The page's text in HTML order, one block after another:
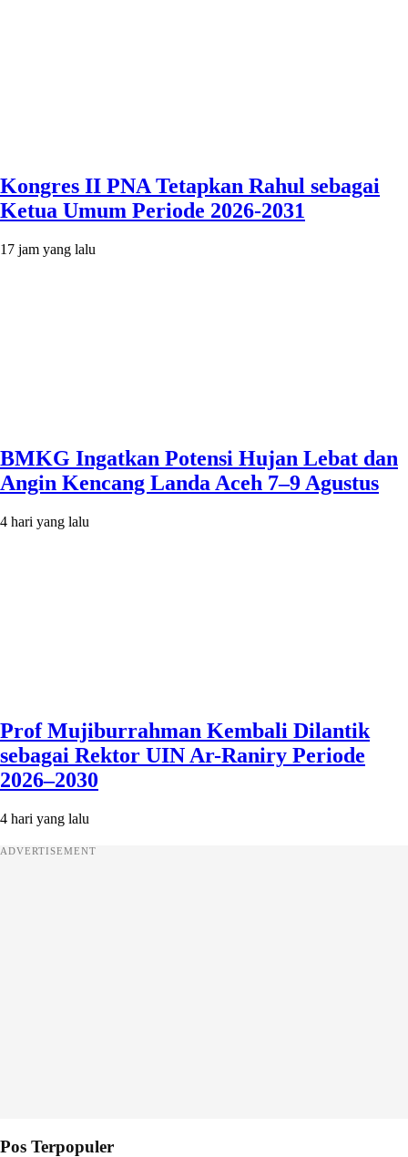
Kongres II PNA Tetapkan Rahul sebagai
Ketua Umum Periode 2026-2031
17 jam yang lalu
BMKG Ingatkan Potensi Hujan Lebat dan
Angin Kencang Landa Aceh 7–9 Agustus
4 hari yang lalu
Prof Mujiburrahman Kembali Dilantik
sebagai Rektor UIN Ar-Raniry Periode
2026–2030
4 hari yang lalu
ADVERTISEMENT
Pos Terpopuler